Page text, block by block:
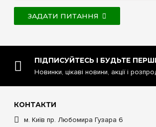
ЗАДАТИ ПИТАННЯ
ПІДПИСУЙТЕСЬ І БУДЬТЕ
Новинки, цікаві новини, акції і
КОНТАКТИ
м. Київ пр. Любомира Гузара 6